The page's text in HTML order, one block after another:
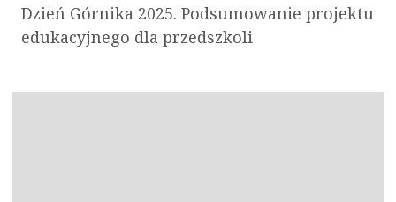
Dzień Górnika 2025. Podsumowanie projektu
edukacyjnego dla przedszkoli